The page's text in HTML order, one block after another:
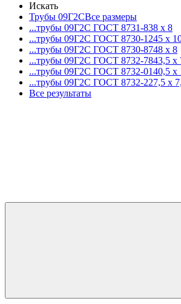
Искать
Трубы 09Г2СВсе размеры
...трубы 09Г2С ГОСТ 8731-838 x 8
...трубы 09Г2С ГОСТ 8730-1245 x
...трубы 09Г2С ГОСТ 8730-8748 x 8
...трубы 09Г2С ГОСТ 8732-7843,5 x
...трубы 09Г2С ГОСТ 8732-0140,5 x
...трубы 09Г2С ГОСТ 8732-227,5 x
Все результаты